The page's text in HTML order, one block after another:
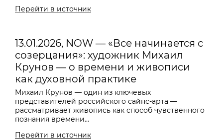
Перейти в источник
13.01.2026, NOW — «Все начинается с
созерцания»: художник Михаил
Крунов — о времени и живописи
как духовной практике
Михаил Крунов — один из ключевых
представителей российского сайнс-арта —
рассматривает живопись как способ чувственного
познания времени...
Перейти в источник